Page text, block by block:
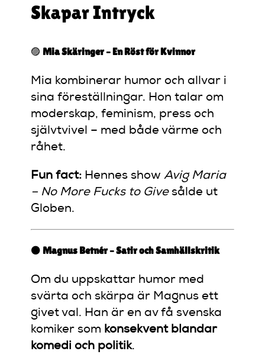
Skapar Intryck
🟣Mia Skäringer – En Röst för Kvinnor
Mia kombinerar humor och allvar i
sina föreställningar. Hon talar om
moderskap, feminism, press och
självtvivel – med både värme och
råhet.
Fun fact: Hennes showAvig Maria
– No More Fucks to Givesålde ut
Globen.
⚫Magnus Betnér – Satir och Samhällskritik
Om du uppskattar humor med
svärta och skärpa är Magnus ett
givet val. Han är en av få svenska
komiker som konsekvent blandar
komedi och politik.